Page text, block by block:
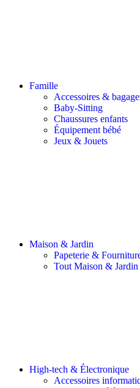
Famille
Accessoires &
Baby-Sitting
Chaussures enfants
Équipement bébé
Jeux & Jouets
Maison & Jardin
Papeterie &
Tout Maison & Jardin
High-tech & Électronique
Accessoires